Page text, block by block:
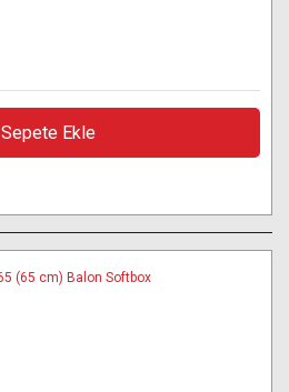
Sepete Ekle